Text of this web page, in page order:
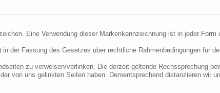
Eine Verwendung dieser Markenkennzeichnung ist in jeder
der Fassung des Gesetzes über rechtliche Rahmenbedingungen für
zu verweisen/verlinken. Die derzeit geltende Rechssprechung
von uns gelinkten Seiten haben. Dementsprechend distanzieren wir